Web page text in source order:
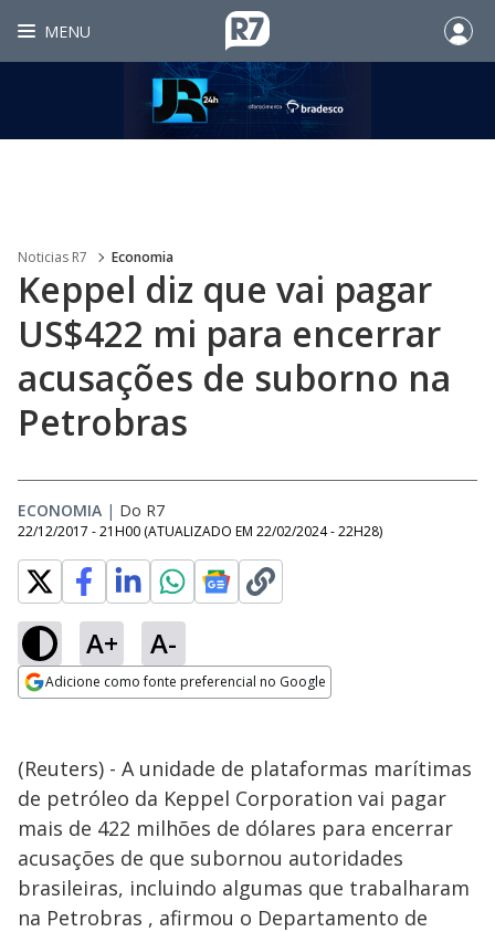
MENU
Noticias R7 Economia
Keppel diz que vai pagar
US$422 mi para encerrar
acusações de suborno na
Petrobras
ECONOMIA | Do R7
22/12/2017 - 21H00 (ATUALIZADO EM 22/02/2024 - 22H28)
A+ A-
Adicione como fonte preferencial no Google
(Reuters) - A unidade de plataformas marítimas
de petróleo da Keppel Corporation vai pagar
mais de 422 milhões de dólares para encerrar
acusações de que subornou autoridades
brasileiras, incluindo algumas que trabalharam
na Petrobras , afirmou o Departamento de